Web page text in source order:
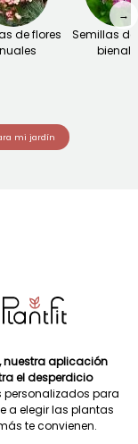
de flores
Semillas
→
mi jardín
nuestra aplicación
el desperdicio
personalizados para
a elegir las plantas
te convienen.